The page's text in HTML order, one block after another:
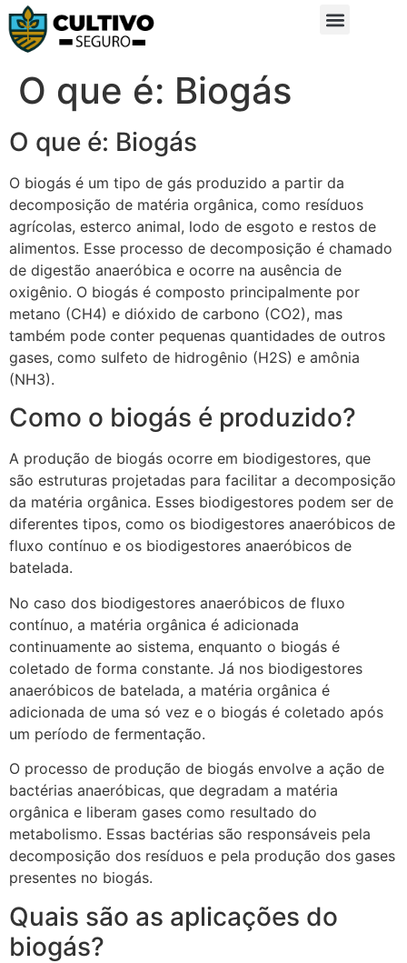
O que é: Biogás
O que é: Biogás
O biogás é um tipo de gás produzido a partir da
decomposição de matéria orgânica, como resíduos
agrícolas, esterco animal, lodo de esgoto e restos de
alimentos. Esse processo de decomposição é chamado
de digestão anaeróbica e ocorre na ausência de
oxigênio. O biogás é composto principalmente por
metano (CH4) e dióxido de carbono (CO2), mas
também pode conter pequenas quantidades de outros
gases, como sulfeto de hidrogênio (H2S) e amônia
(NH3).
Como o biogás é produzido?
A produção de biogás ocorre em biodigestores, que
são estruturas projetadas para facilitar a decomposição
da matéria orgânica. Esses biodigestores podem ser de
diferentes tipos, como os biodigestores anaeróbicos de
fluxo contínuo e os biodigestores anaeróbicos de
batelada.
No caso dos biodigestores anaeróbicos de fluxo
contínuo, a matéria orgânica é adicionada
continuamente ao sistema, enquanto o biogás é
coletado de forma constante. Já nos biodigestores
anaeróbicos de batelada, a matéria orgânica é
adicionada de uma só vez e o biogás é coletado após
um período de fermentação.
O processo de produção de biogás envolve a ação de
bactérias anaeróbicas, que degradam a matéria
orgânica e liberam gases como resultado do
metabolismo. Essas bactérias são responsáveis pela
decomposição dos resíduos e pela produção dos gases
presentes no biogás.
Quais são as aplicações do
biogás?